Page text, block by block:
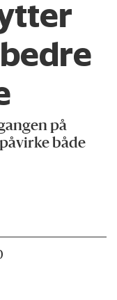
på
både